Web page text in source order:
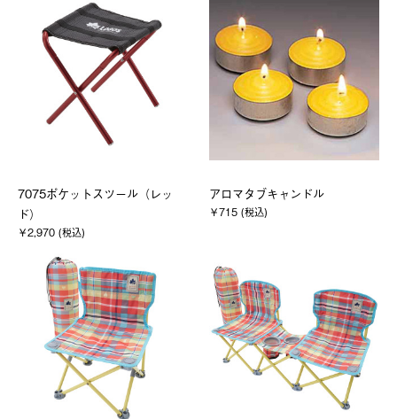
7075ポケットスツール（レッ
ド）
￥2,970 (税込)
アロマタブキャンドル
￥715 (税込)